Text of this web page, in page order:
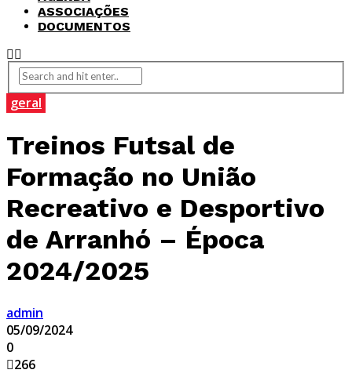
ASSOCIAÇÕES
DOCUMENTOS
geral
Treinos Futsal de
Formação no União
Recreativo e Desportivo
de Arranhó – Época
2024/2025
admin
05/09/2024
0
266